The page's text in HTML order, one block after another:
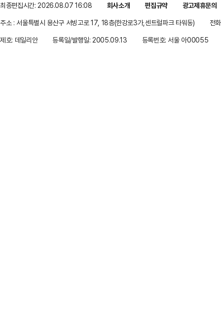
최종편집시간: 2026.08.07 16:08 회사소개 편집규약
광고제휴문의
주소 : 서울특별시 용산구 서빙고로 17, 18층(한강로3가,센트럴파크 타워동)
전
제호: 데일리안
등록일/발행일: 2005.09.13 등록번호: 서울 아00055